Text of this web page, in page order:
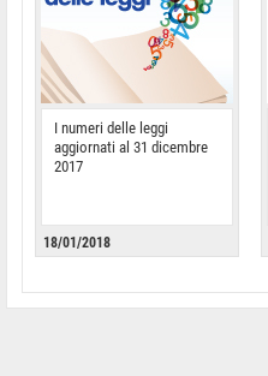
I numeri delle leggi
aggiornati al 31 dicembre
2017
18/01/2018